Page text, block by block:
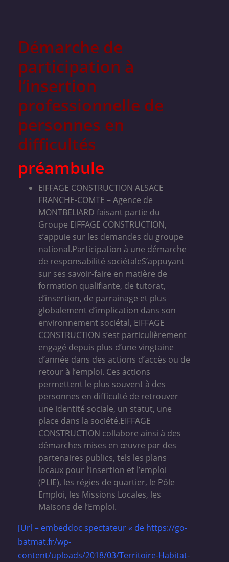
Démarche de
participation à
l’insertion
professionnelle de
personnes en
difficultés
préambule
EIFFAGE CONSTRUCTION ALSACE
FRANCHE-COMTE – Agence de
MONTBELIARD faisant partie du
Groupe EIFFAGE CONSTRUCTION,
s’appuie sur les demandes du groupe
national.Participation à une démarche
de responsabilité sociétaleS’appuyant
sur ses savoir-faire en matière de
formation qualifiante, de tutorat,
d’insertion, de parrainage et plus
globalement d’implication dans son
environnement sociétal, EIFFAGE
CONSTRUCTION s’est particulièrement
engagé depuis plus d’une vingtaine
d’année dans des actions d’accès ou de
retour à l’emploi. Ces actions
permettent le plus souvent à des
personnes en difficulté de retrouver
une identité sociale, un statut, une
place dans la société.EIFFAGE
CONSTRUCTION collabore ainsi à des
démarches mises en œuvre par des
partenaires publics, tels les plans
locaux pour l’insertion et l’emploi
(PLIE), les régies de quartier, le Pôle
Emploi, les Missions Locales, les
Maisons de l’Emploi.
[Url = embeddoc spectateur « de https://go-
batmat.fr/wp-
content/uploads/2018/03/Territoire-Habitat-